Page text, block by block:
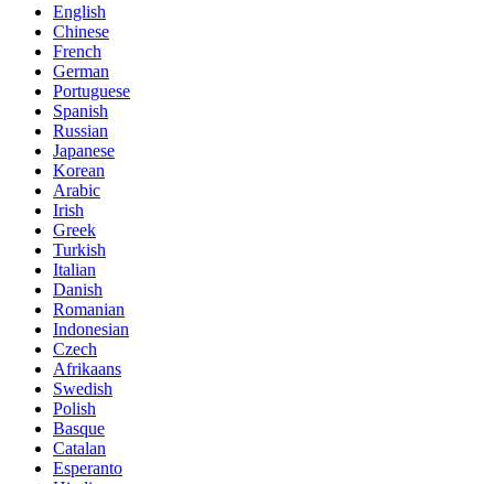
English
Chinese
French
German
Portuguese
Spanish
Russian
Japanese
Korean
Arabic
Irish
Greek
Turkish
Italian
Danish
Romanian
Indonesian
Czech
Afrikaans
Swedish
Polish
Basque
Catalan
Esperanto